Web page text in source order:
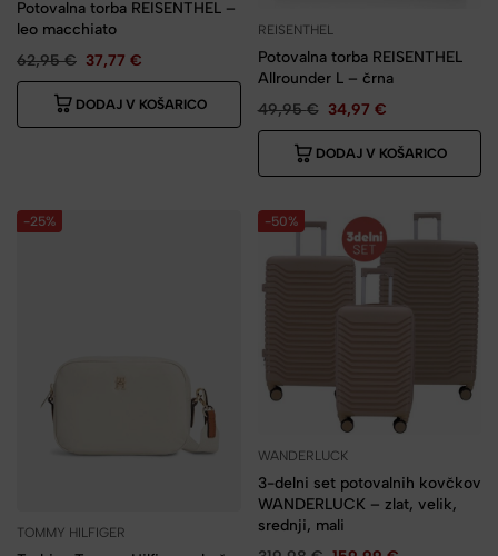
Potovalna torba REISENTHEL –
leo macchiato
62,95€ 37,77 €
DODAJ V KOŠARICO
REISENTHEL
Potovalna torba REISENTHEL
Allrounder L – črna
49,95€ 34,97 €
DODAJ V KOŠARICO
-25%
TOMMY HILFIGER
-50%
WANDERLUCK
3-delni set potovalnih kovčkov
WANDERLUCK – zlat, velik,
srednji, mali